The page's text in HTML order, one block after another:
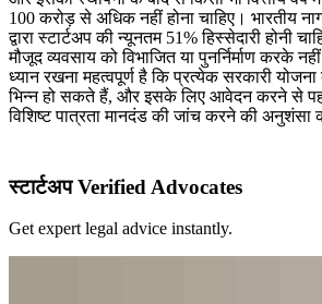
100 करोड़ से अधिक नहीं होना चाहिए। भारतीय
द्वारा स्टार्टअप की न्यूनतम 51% हिस्सेदारी होनी
मौजूद व्यवसाय को विभाजित या पुनर्निर्माण करके
ध्यान रखना महत्वपूर्ण है कि प्रत्येक सरकारी
भिन्न हो सकते हैं, और इसके लिए आवेदन करने से
विशिष्ट पात्रता मानदंड की जांच करने की अनुशंसा
स्टार्टअप Verified Advocates
Get expert legal advice instantly.